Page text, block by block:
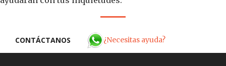
CONTÁCTANOS ¿Necesitas ayuda?